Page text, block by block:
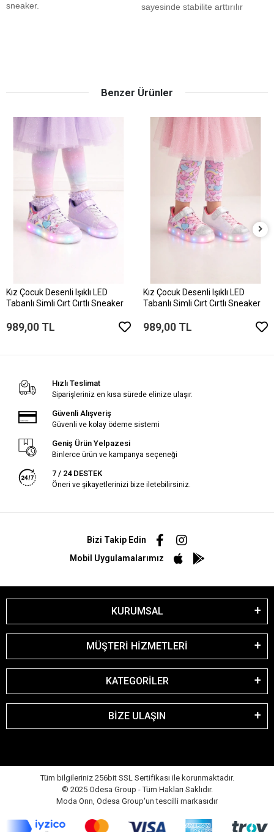
sneaker.
sayesinde stabilite arttırılır
Benzer Ürünler
Kız Çocuk Desenli Işıklı LED
Tabanlı Simli Cırt Cırtlı Sneaker
989,00 TL
Kız Çocuk Desenli Işıklı LED
Tabanlı Simli Cırt Cırtlı Sneaker
989,00 TL
Hızlı Teslimat
Siparişleriniz en kısa sürede elinize ulaşır.
Güvenli Alışveriş
Güvenli ve kolay ödeme sistemi
Geniş Ürün Yelpazesi
Binlerce ürün ve kampanya seçeneği
7 / 24 DESTEK
Öneri ve şikayetlerinizi bize iletebilirsiniz.
Bizi Takip Edin
Mobil Uygulamalarımız
KURUMSAL
MÜŞTERİ HİZMETLERİ
KATEGORİLER
BİZE ULAŞIN
Tüm bilgileriniz 256bit SSL Sertifikası ile korunmaktadır.
© 2025 Odesa Group - Tüm Hakları Saklıdır.
Moda Onn, Odesa Group'un tescilli markasıdır